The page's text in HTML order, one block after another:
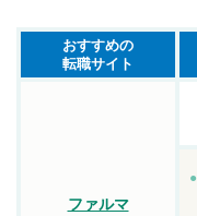
おすすめの
転職サイト
ファルマ